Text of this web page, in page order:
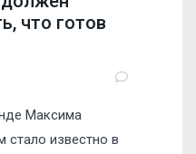
что готов
Максима
стало известно в